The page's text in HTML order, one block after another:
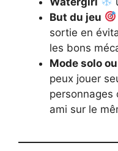
But du jeu
sortie en
les bons
Mode solo
peux jouer
personnages
ami sur le